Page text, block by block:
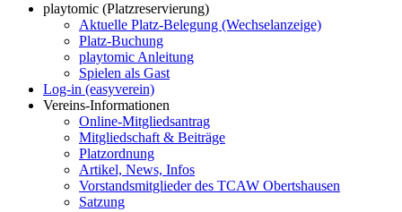
playtomic (Platzreservierung)
Aktuelle Platz-Belegung (Wechselanzeige)
Platz-Buchung
playtomic Anleitung
Spielen als Gast
Log-in (easyverein)
Vereins-Informationen
Online-Mitgliedsantrag
Mitgliedschaft & Beiträge
Platzordnung
Artikel, News, Infos
Vorstandsmitglieder des TCAW Obertshausen
Satzung